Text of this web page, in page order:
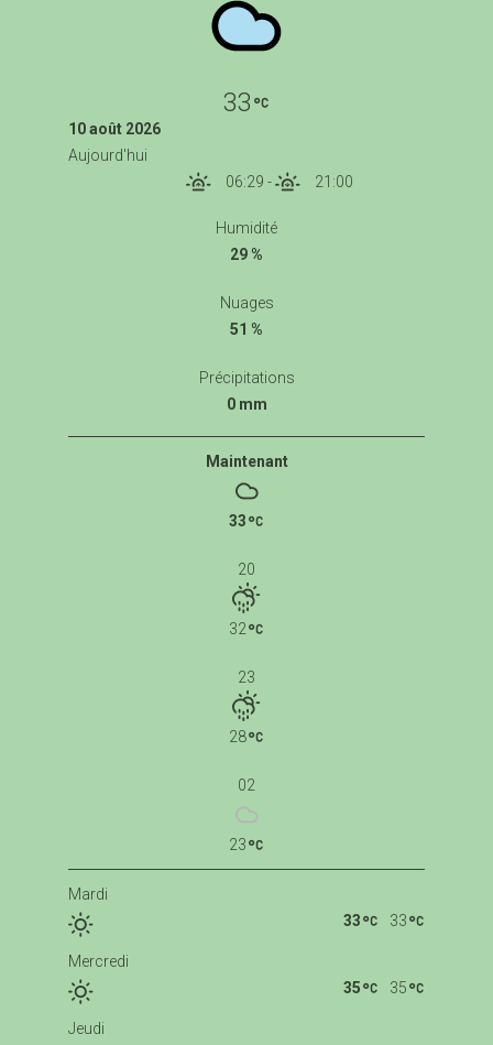
33
10 août 2026
Aujourd'hui
06:29 - 21:00
Humidité
29 %
Nuages
51 %
Précipitations
0 mm
Maintenant
33
20
32
23
28
02
23
Mardi
33
33
Mercredi
35
35
Jeudi